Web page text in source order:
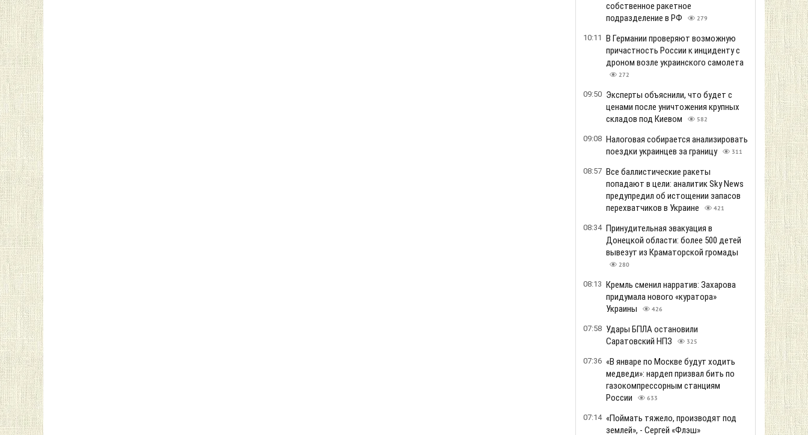
собственное ракетное
подразделение в РФ
279
10:11 В Германии проверяют возможную
причастность России к инциденту с
дроном возле украинского самолета
272
09:50 Эксперты объяснили, что будет с
ценами после уничтожения крупных
складов под Киевом
582
09:08 Налоговая собирается анализировать
поездки украинцев за границу
311
08:57 Все баллистические ракеты
попадают в цели: аналитик Sky News
предупредил об истощении запасов
перехватчиков в Украине
421
08:34 Принудительная эвакуация в
Донецкой области: более 500 детей
вывезут из Краматорской громады
280
08:13 Кремль сменил нарратив: Захарова
придумала нового «куратора»
Украины
426
07:58 Удары БПЛА остановили
Саратовский НПЗ
325
07:36 «В январе по Москве будут ходить
медведи»: нардеп призвал бить по
газокомпрессорным станциям
России
633
07:14 «Поймать тяжело, производят под
землей», - Сергей «Флэш»